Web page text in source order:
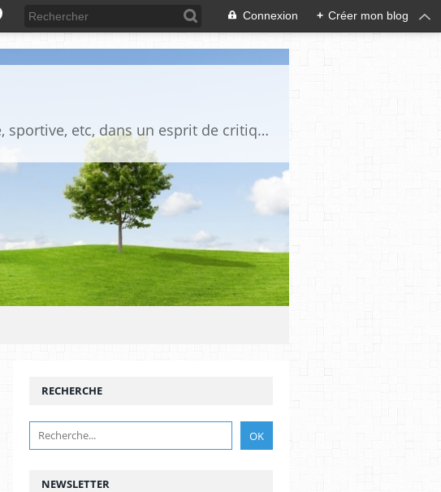
Connexion + Créer mon blog
Blog destiné à commenter l'actualité, politique, économique, culturelle, sportive, etc, dans un esprit de critique philosophique, d'esprit chrétien et français.La collaboration des lecteurs est souhaitée, de même que la courtoisie, et l'esprit de tolérance.
NEWSLETTER
RECHERCHE